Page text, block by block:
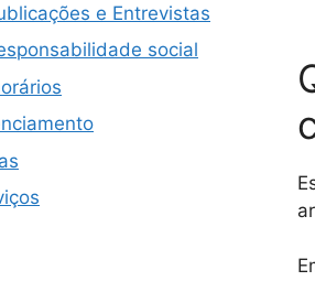
e Entrevistas
social